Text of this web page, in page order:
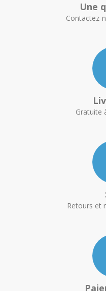
Une
Contactez-
Gratuite
Retours et